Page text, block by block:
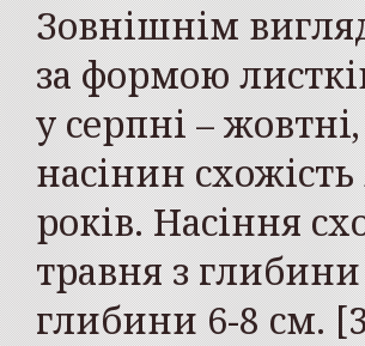
Зовнішнім
за формою
у серпні –
насінин схожість
років. Насіння
травня з
глибини 6-8 см.